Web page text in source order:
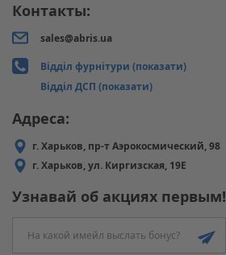
Контакты:
sales@abris.ua
Відділ фурнітури (показати)
Відділ ДСП (показати)
Адреса:
г. Харьков, пр-т Аэрокосмический, 98
г. Харьков, ул. Киргизская, 19Е
Узнавай об акциях первым!